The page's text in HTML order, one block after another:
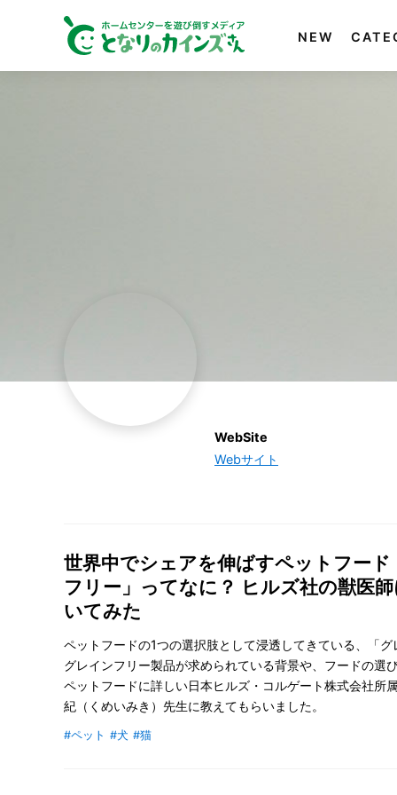
NEW
WebSite
Webサイト
世界中でシェアを伸ばすペットフー
フリー」ってなに？ ヒルズ社の獣医
いてみた
ペットフードの1つの選択肢として浸透してきている、「
グレインフリー製品が求められている背景や、フードの選
ペットフードに詳しい日本ヒルズ・コルゲート株式会社所
紀（くめいみき）先生に教えてもらいました。
#ペット #犬 #猫